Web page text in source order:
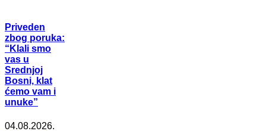
Priveden
zbog poruka:
“Klali smo
vas u
Srednjoj
Bosni, klat
ćemo vam i
unuke”
04.08.2026.